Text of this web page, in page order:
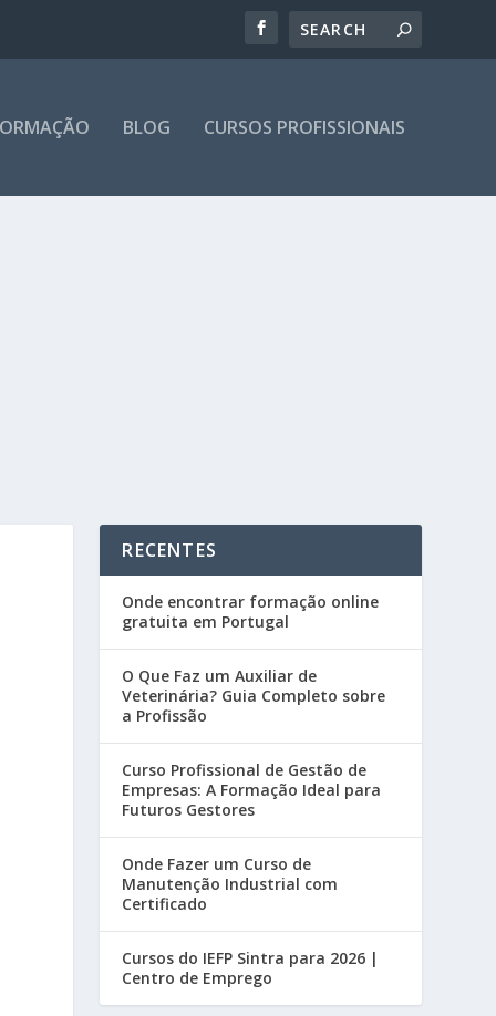
BLOG CURSOS PROFISSIONAIS
RECENTES
Onde encontrar formação online
gratuita em Portugal
O Que Faz um Auxiliar de
Veterinária? Guia Completo sobre
a Profissão
Curso Profissional de Gestão de
Empresas: A Formação Ideal para
Futuros Gestores
Onde Fazer um Curso de
Manutenção Industrial com
Certificado
Cursos do IEFP Sintra para 2026 |
Centro de Emprego